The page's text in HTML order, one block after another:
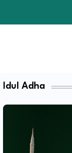
Idul Adha